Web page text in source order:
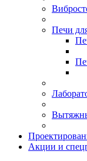
Печи
Акции и